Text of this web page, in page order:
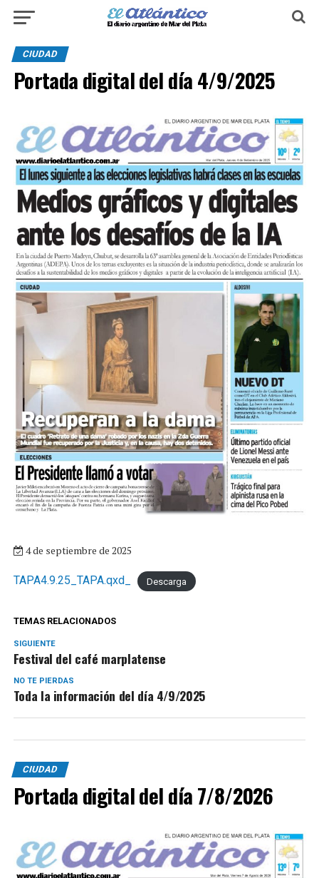
CIUDAD
Portada digital del día 4/9/2025
4 de septiembre de 2025
TAPA4.9.25_TAPA.qxd_ Descarga
TEMAS RELACIONADOS
SIGUIENTE
Festival del café marplatense
NO TE PIERDAS
Toda la información del día 4/9/2025
CIUDAD
Portada digital del día 7/8/2026